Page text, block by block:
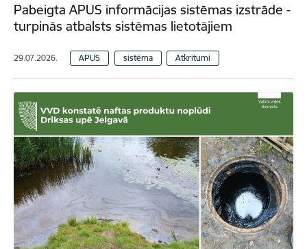
Pabeigta APUS informācijas sistēmas izstrāde -
turpinās atbalsts sistēmas lietotājiem
29.07.2026. APUS sistēma Atkritumi